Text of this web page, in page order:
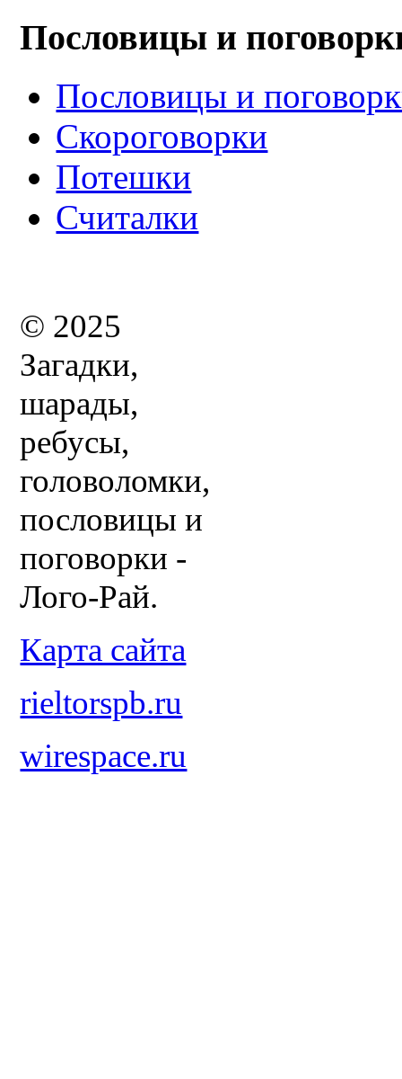
Пословицы и
Пословицы и
Скороговорки
Потешки
Считалки
© 2025
Загадки,
шарады,
ребусы,
головоломки,
пословицы и
поговорки -
Лого-Рай.
Карта сайта
rieltorspb.ru
wirespace.ru